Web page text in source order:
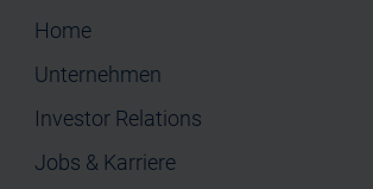
Home
Unternehmen
Investor Relations
Jobs & Karriere